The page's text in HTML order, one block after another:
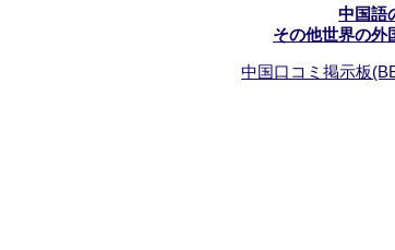
中国語
その他世界の外
中国口コミ掲示板